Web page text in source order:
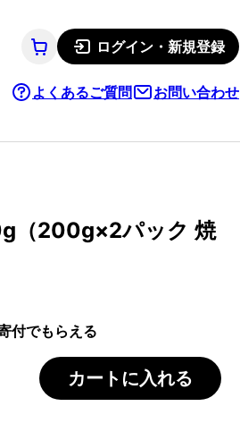
ログイン・新規登録
よくあるご質問 お問い合わせ
（200g×2パック 焼
付でもらえる
カートに入れる